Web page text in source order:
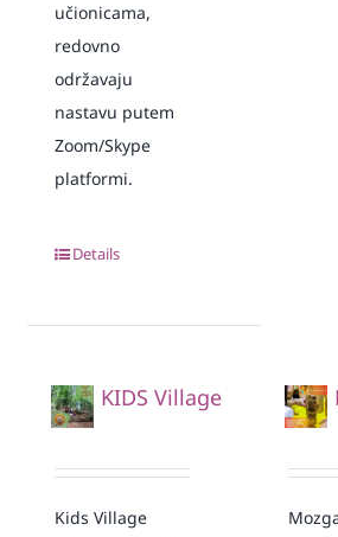
učionicama,
redovno
održavaju
nastavu putem
Zoom/Skype
platformi.
Details
KIDS Village
Kids Village